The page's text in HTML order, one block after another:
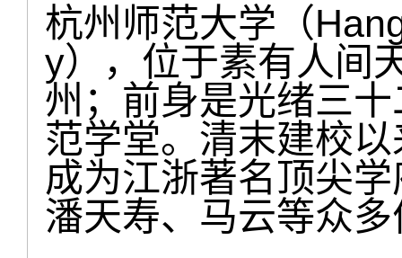
杭州师范大学（
y），位于素有人间
州；前身是光绪三
范学堂。清末建校
成为江浙著名顶尖
潘天寿、马云等众